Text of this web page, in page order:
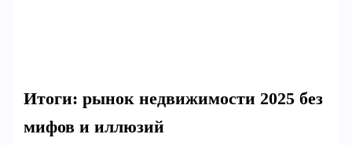
Итоги: рынок недвижимости 2025 без
мифов и иллюзий